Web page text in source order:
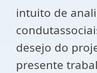
intuito de
desejo do
presente